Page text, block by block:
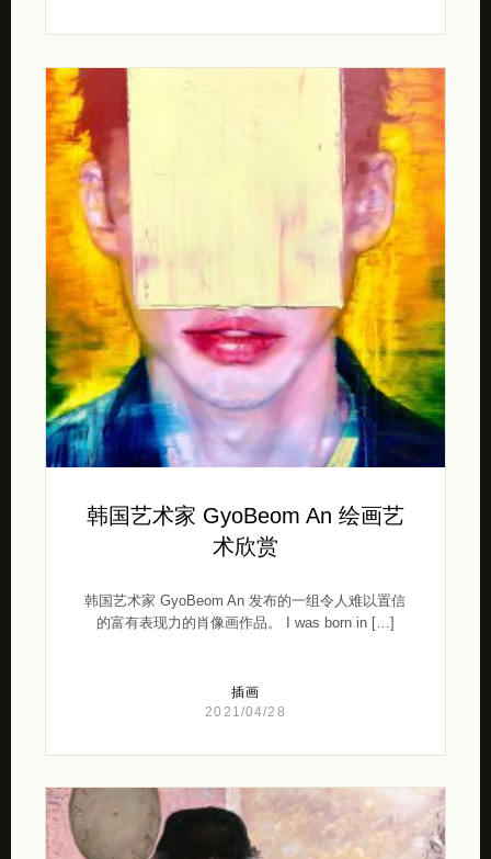
韩国艺术家 GyoBeom An 绘画艺
术欣赏
韩国艺术家 GyoBeom An 发布的一组令人难以置信
的富有表现力的肖像画作品。 I was born in […]
插画
2021/04/28